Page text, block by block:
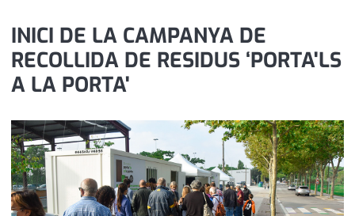
empresa
esports
medi ambient
opinió
contacte
telèfons
calendari
INICI DE LA CAMPANYA DE
RECOLLIDA DE RESIDUS ‘PORTA'LS
A LA PORTA'